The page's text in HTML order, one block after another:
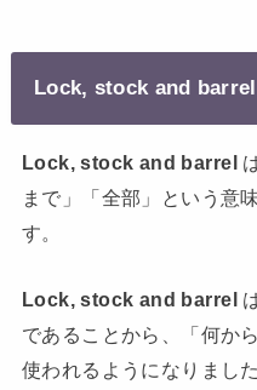
Lock, stock and barrel
Lock, stock and barrel
まで」「全部」という意
す。
Lock, stock and barrel
であることから、「何か
使われるようになりました